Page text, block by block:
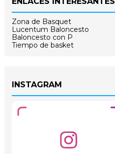
Zona de Basquet
Lucentum Baloncesto
Baloncesto con P
Tiempo de basket
INSTAGRAM